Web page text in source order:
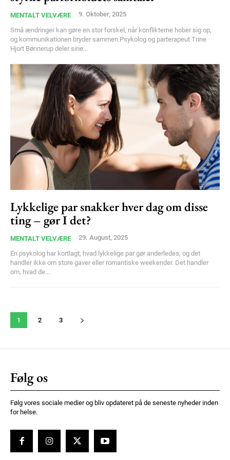
MENTALT VELVÆRE 9. Oktober, 2025
Små ændringer kan gøre en stor forskel, når konflikterne hober sig op,
og kommunikationen bryder sammen.Psykolog og parterapeut Trine
Hjort Bønnerup deler sine...
Lykkelige par snakker hver dag om disse
ting – gør I det?
MENTALT VELVÆRE 29. August, 2025
En psykolog har kortlagt, hvad lykkelige par gør anderledes, og det
handler ikke om store gaver eller romantiske weekender. Det handler
om, hvad de...
1 2 3
Følg os
Følg vores sociale medier og bliv opdateret på de seneste nyheder inden
for helse.